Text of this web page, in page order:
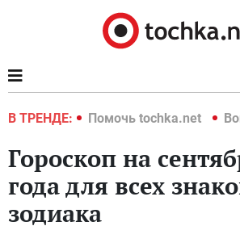
В ТРЕНДЕ:
2022 Помочь tochka.net
Гороскоп на
года для всех
зодиака